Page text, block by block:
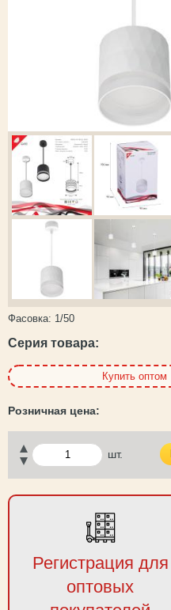
Фасовка: 1/50
Серия товара:
Купить оптом
шт.
Регистрация для
оптовых